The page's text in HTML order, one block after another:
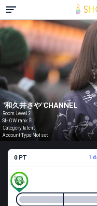
"和久井さや"CHANNEL
Room Level 2
SHOW rank B
Category talent
Account Type Not set
0 PT 1